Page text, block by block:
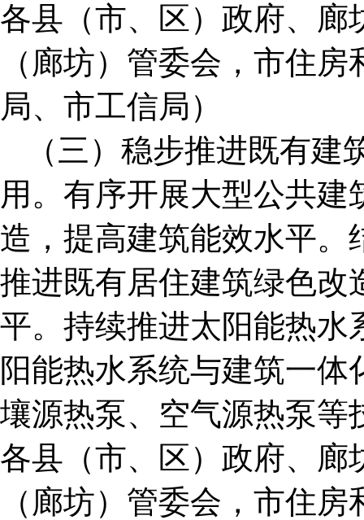
各县（市、区）政府、廊
（廊坊）管委会，市住
局、市工信局）
（三）稳步推进既有
用。有序开展大型公共
造，提高建筑能效水平。
推进既有居住建筑绿色改
平。持续推进太阳能热水
阳能热水系统与建筑一
壤源热泵、空气源热泵等
各县（市、区）政府、廊
（廊坊）管委会，市住